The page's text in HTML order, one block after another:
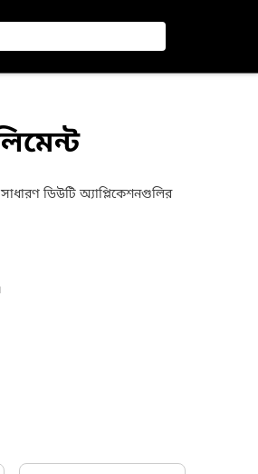
ডিউটি অ্যাপ্লিকেশনগুলির